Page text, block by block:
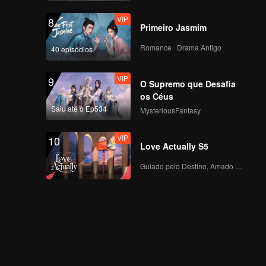
湖北荆州鱼杂火锅_14
8
40 episódios
VIP
Primeiro Jasmim
Romance · Drama Antigo
9
Saiu até o Ep534
VIP
O Supremo que Desafia
os Céus
MysteriousFantasy
10 VIP
Love Actually S5